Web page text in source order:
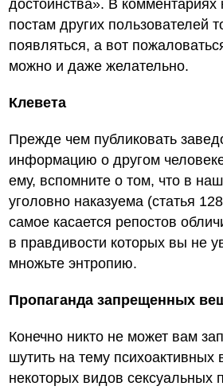
достоинства». В
постам других пользователей
появляться, а вот
можно и даже желательно.
Клевета
Прежде чем публиковать
информацию о другом
ему, вспомните о том, что в
уголовно наказуема (статья
самое касается репостов
в правдивости которых вы не
множьте энтропию.
Пропаганда запрещенных
Конечно никто не может вам
шутить на тему психоактивных
некоторых видов сексуальных